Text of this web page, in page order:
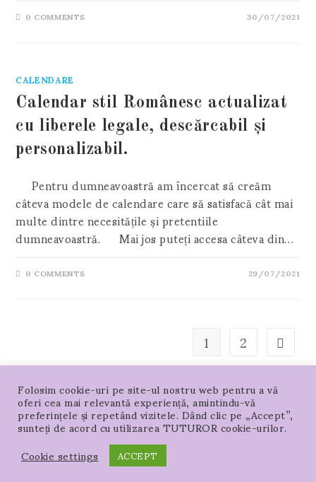
0 COMMENTS 30/07/2021
CALENDARE
Calendar stil Românesc actualizat
cu liberele legale, descărcabil și
personalizabil.
Pentru dumneavoastră am încercat să creăm
câteva modele de calendare care să satisfacă cât mai
multe dintre necesitățile și pretentiile
dumneavoastră. Mai jos puteți accesa câteva din…
0 COMMENTS 29/07/2021
1 2 Go to
Acasa – PRODUSE Locație magazin
Harta Locatiei in Google si Waze
Folosim cookie-uri pe site-ul nostru web pentru a vă
oferi cea mai relevantă experiență, amintindu-vă
preferințele și repetând vizitele. Dând clic pe „Accept”,
sunteți de acord cu utilizarea TUTUROR cookie-urilor.
Cookie settings
ACCEPT